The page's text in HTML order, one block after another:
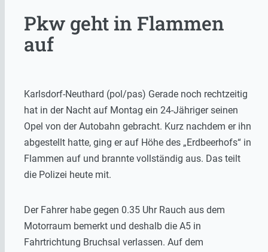
Pkw geht in Flammen
auf
Karlsdorf-Neuthard (pol/pas) Gerade noch rechtzeitig
hat in der Nacht auf Montag ein 24-Jähriger seinen
Opel von der Autobahn gebracht. Kurz nachdem er ihn
abgestellt hatte, ging er auf Höhe des „Erdbeerhofs“ in
Flammen auf und brannte vollständig aus. Das teilt
die Polizei heute mit.
Der Fahrer habe gegen 0.35 Uhr Rauch aus dem
Motorraum bemerkt und deshalb die A5 in
Fahrtrichtung Bruchsal verlassen. Auf dem